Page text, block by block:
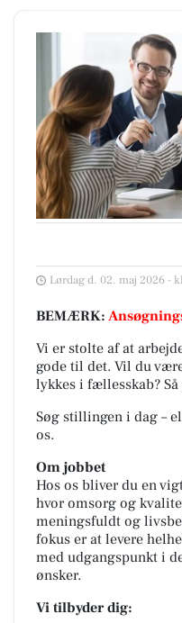
Lørdag d. 02. maj 2026 -
BEMÆRK:
Vi er stolte af at
gode til det. Vil du
lykkes i fællesskab?
Søg stillingen i dag –
os.
Om jobbet
Hos os bliver du en
hvor omsorg og
meningsfuldt og
fokus er at levere
med udgangspunkt i
ønsker.
Vi tilbyder dig: